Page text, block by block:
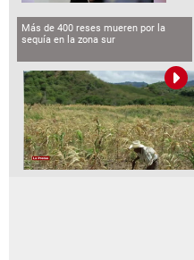
Más de 400 reses mueren por la
sequía en la zona sur